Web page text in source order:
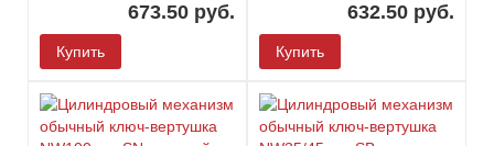
673.50 руб.
Купить
632.50 руб.
Купить